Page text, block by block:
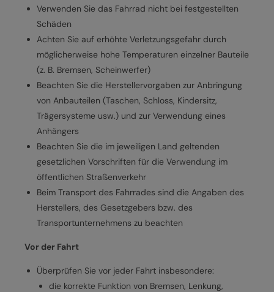
Verwenden Sie das Fahrrad nicht bei festgestellten
Schäden
Achten Sie auf erhöhte Verletzungsgefahr durch
möglicherweise hohe Temperaturen einzelner Bauteile
(z. B. Bremsen, Scheinwerfer)
Beachten Sie die Herstellervorgaben zur Anbringung
von Anbauteilen (Taschen, Schloss, Kindersitz,
Trägersysteme usw.) und zur Verwendung eines
Anhängers
Beachten Sie die im jeweiligen Land geltenden
gesetzlichen Vorschriften für die Verwendung im
öffentlichen Straßenverkehr
Beim Transport des Fahrrades sind die Angaben des
Herstellers, des Gesetzgebers bzw. des
Transportunternehmens zu beachten
Vor der Fahrt
Überprüfen Sie vor jeder Fahrt insbesondere:
die korrekte Funktion von Bremsen, Lenkung,